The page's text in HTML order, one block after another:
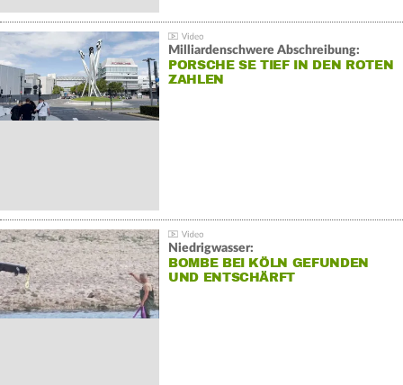
Milliardenschwere Abschreibung:
PORSCHE SE TIEF IN DEN ROTEN
ZAHLEN
Niedrigwasser:
BOMBE BEI KÖLN GEFUNDEN
UND ENTSCHÄRFT